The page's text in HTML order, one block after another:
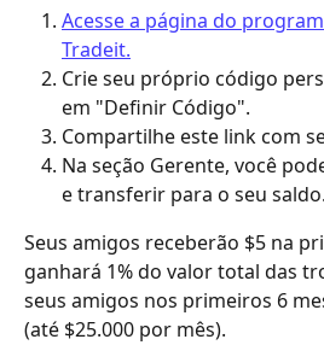
Acesse a página do
Tradeit.
Crie seu próprio código
em "Definir Código".
Compartilhe este link com
Na seção Gerente, você
e transferir para o seu saldo.
Seus amigos receberão $5 na
ganhará 1% do valor total das
seus amigos nos primeiros 6
(até $25.000 por mês).